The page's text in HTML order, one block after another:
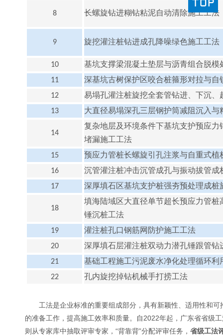
8 长螺旋钻进糊钻粘泥自动清除施工工法
9 旋挖灌注桩钻进成孔降噪绿色施工工法
10
基坑支撑梁混凝土垫层与沥青组合脱模
11
深基坑古树保护区咬合桩箍形对拉与自
12
易塌孔灌注桩旋挖全套管钻进、下沉、
13
大直径易塌深孔三层钢护筒减阻沉入与
14
复杂地层及环境条件下基坑支护预应力
堵漏施工工法
15
预应力管桩长螺旋引孔注浆与自重式植
16
沉管灌注桩冲击沉管成孔与振动拔管成
17
深厚填石区基坑支护桩强夯预处理成桩
18
填海陆域区大直径单节超长预应力管桩
锤沉桩工法
19
灌注桩孔口钢筋网防护施工工法
20
深厚填石层灌注桩双动力潜孔锤跟管钻
21
基础工程施工污泥废水净化处理循环利
22
孔内旋挖掉钻机械手打捞工法
工法是企业标准的重要组成部分，具有新颖性、适用性和
的准备工作，提高施工效率和质量。自2022年起，广东省省级
则从专家库中抽取评审专家，“背靠背”分配评审任务， 省级工法